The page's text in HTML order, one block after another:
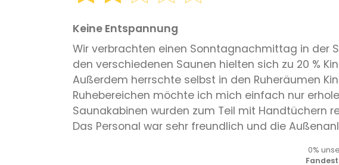
Keine Entspannung
Wir verbrachten einen Sonntagnachmittag in der
den verschiedenen Saunen hielten sich zu 20 %
Außerdem herrschte selbst in den Ruheräumen
Ruhebereichen möchte ich mich einfach nur
Saunakabinen wurden zum Teil mit Handtüchern
Das Personal war sehr freundlich und die
0%